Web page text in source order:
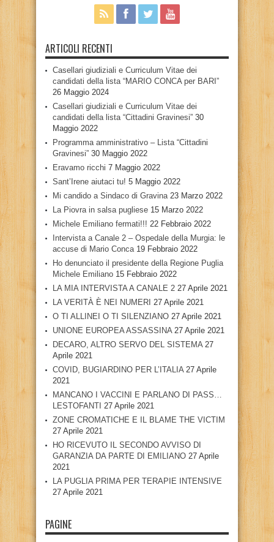
ARTICOLI RECENTI
Casellari giudiziali e Curriculum Vitae dei
candidati della lista “MARIO CONCA per BARI”
26 Maggio 2024
Casellari giudiziali e Curriculum Vitae dei
candidati della lista “Cittadini Gravinesi” 30
Maggio 2022
Programma amministrativo – Lista “Cittadini
Gravinesi” 30 Maggio 2022
Eravamo ricchi 7 Maggio 2022
Sant’Irene aiutaci tu! 5 Maggio 2022
Mi candido a Sindaco di Gravina 23 Marzo 2022
La Piovra in salsa pugliese 15 Marzo 2022
Michele Emiliano fermati!!! 22 Febbraio 2022
Intervista a Canale 2 – Ospedale della Murgia: le
accuse di Mario Conca 19 Febbraio 2022
Ho denunciato il presidente della Regione Puglia
Michele Emiliano 15 Febbraio 2022
LA MIA INTERVISTA A CANALE 2 27 Aprile 2021
LA VERITÀ È NEI NUMERI 27 Aprile 2021
O TI ALLINEI O TI SILENZIANO 27 Aprile 2021
UNIONE EUROPEA ASSASSINA 27 Aprile 2021
DECARO, ALTRO SERVO DEL SISTEMA 27
Aprile 2021
COVID, BUGIARDINO PER L’ITALIA 27 Aprile
2021
MANCANO I VACCINI E PARLANO DI PASS…
LESTOFANTI 27 Aprile 2021
ZONE CROMATICHE E IL BLAME THE VICTIM
27 Aprile 2021
HO RICEVUTO IL SECONDO AVVISO DI
GARANZIA DA PARTE DI EMILIANO 27 Aprile
2021
LA PUGLIA PRIMA PER TERAPIE INTENSIVE
27 Aprile 2021
PAGINE